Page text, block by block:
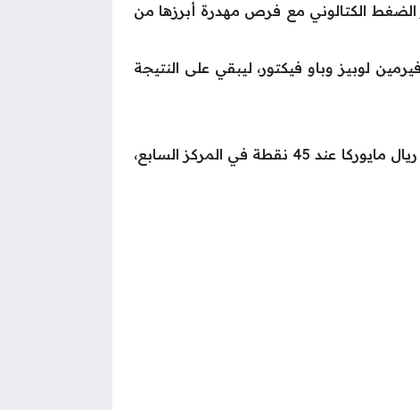
الضغط الكتالوني مع فرص مهدرة أبرزها من
لوبيز وباو فيكتور، ليبقي على النتيجة
بهذا الفوز الثمين، رفع برشلونة رصيده إلى 76 نقطة متصدرًا جدول ترتيب الليجا، في حين تجمد رصيد ريال مايوركا عند 45 نقطة في المركز السابع،